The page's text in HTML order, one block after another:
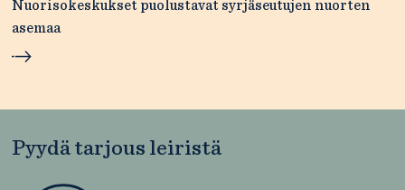
Nuorisokeskukset puolustavat syrjäseutujen nuorten
asemaa
Pyydä tarjous leiristä